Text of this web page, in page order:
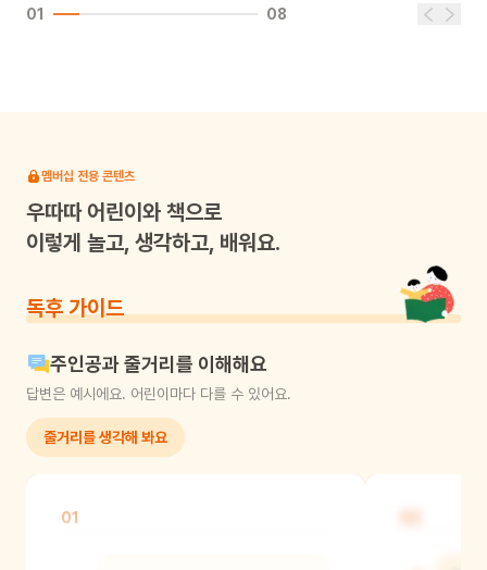
01 08
멤버십 전용 콘텐츠
우따따어린이와 책으로
이렇게 놀고, 생각하고, 배워요.
독후 가이드
주인공과 줄거리를 이해해요
답변은 예시에요. 어린이마다 다를 수 있어요.
줄거리를 생각해 봐요
01